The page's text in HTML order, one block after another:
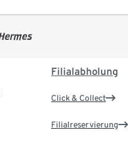
Filialabholung
Click & Collect
Filialreservierung